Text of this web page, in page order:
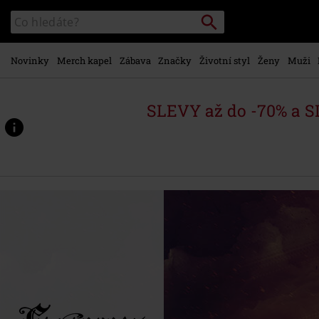
hlavnímu
obsahu
Katalog
vyhledávání
Vyhledávání
Novinky Merch kapel Zábava Značky Životní styl Ženy Muži
SLEVY až do -70% a